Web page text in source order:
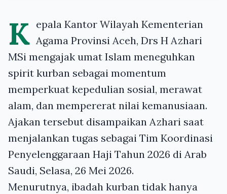
K epala Kantor Wilayah Kementerian
Agama Provinsi Aceh, Drs H Azhari
MSi mengajak umat Islam meneguhkan
spirit kurban sebagai momentum
memperkuat kepedulian sosial, merawat
alam, dan mempererat nilai kemanusiaan.
Ajakan tersebut disampaikan Azhari saat
menjalankan tugas sebagai Tim Koordinasi
Penyelenggaraan Haji Tahun 2026 di Arab
Saudi, Selasa, 26 Mei 2026.
Menurutnya, ibadah kurban tidak hanya